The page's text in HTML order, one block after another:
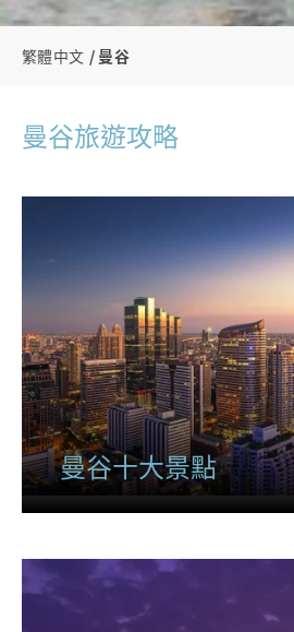
繁體中文 曼谷
曼谷旅遊攻略
曼谷十大景點